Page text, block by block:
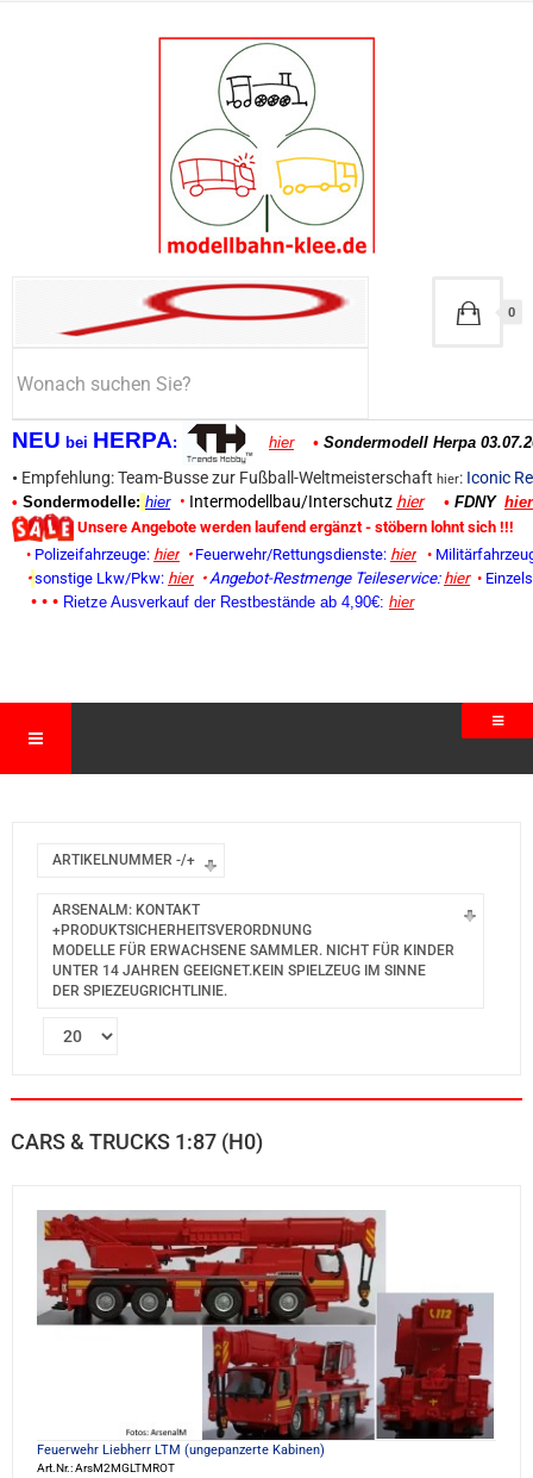
NEU bei HERPA: hier • Sondermodell Herpa
• Empfehlung: Team-Busse zur Fußball-Weltmeisterschaft hier: Iconic
• Sondermodelle: hier • Intermodellbau/Interschutz hier • FDNY hier
Unsere Angebote werden laufend ergänzt - stöbern lohnt sich !!!
• Polizeifahrzeuge: hier • Feuerwehr/Rettungsdienste: hier •
• sonstige Lkw/Pkw: hier • Angebot-Restmenge Teileservice: hier •
• • • Rietze Ausverkauf der Restbestände ab 4,90€: hier
0
ARTIKELNUMMER -/+
ARSENALM: KONTAKT
+PRODUKTSICHERHEITSVERORDNUNG
MODELLE FÜR ERWACHSENE SAMMLER. NICHT FÜR KINDER
UNTER 14 JAHREN GEEIGNET.KEIN SPIELZEUG IM SINNE
DER SPIEZEUGRICHTLINIE.
CARS & TRUCKS 1:87 (H0)
Feuerwehr Liebherr LTM (ungepanzerte Kabinen)
Art.Nr.: ArsM2MGLTMROT